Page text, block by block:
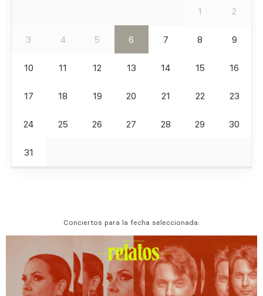
1 2
3 4 5 6 7 8 9
10 11 12 13 14 15 16
17 18 19 20 21 22 23
24 25 26 27 28 29 30
31
Conciertos para la fecha seleccionada: